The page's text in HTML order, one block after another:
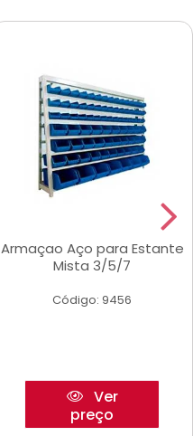
Armaçao Aço para Estante
Mista 3/5/7
Código: 9456
Ver
preço